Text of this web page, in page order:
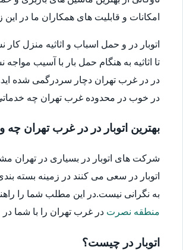
امکانات و قابلیت های همکاران ما در این
اتوبار در و حمل اسباب و اثاثیه منزل
تا اثاثیه به هنگام حمل بار با آسیب
در در غرب تهران دچار سردرگمی شده
در خوب در محدوده غرب تهران چه
بهترین اتوبار در در غرب تهران چه
شرکت های اتوبار در بسیاری در تهران
اتوبار در سعی می کنند در زمینه بسته
به نگرانی نیست.در این مطلب شما را
منطقه نصرت در غرب تهران را با شما در
اتوبار در چیست؟